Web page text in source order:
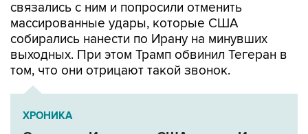
связались с ним и попросили отменить
массированные удары, которые США
собирались нанести по Ирану на минувших
выходных. При этом Трамп обвинил Тегеран в
том, что они отрицают такой звонок.
ХРОНИКА